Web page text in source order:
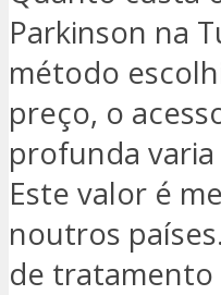
Parkinson na
método
preço, o
profunda
Este valor é
noutros
de tratamento